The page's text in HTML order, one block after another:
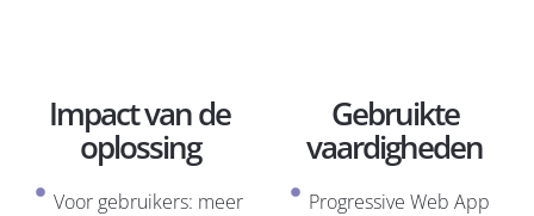
Impact van de
oplossing
Voor gebruikers: meer
Gebruikte
vaardigheden
Progressive Web App